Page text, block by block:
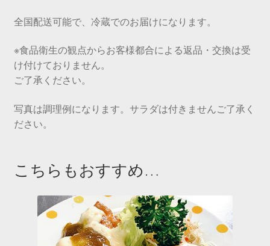
全国配送可能で、冷蔵でのお届けになります。
※食品衛生の観点からお客様都合による返品・交換は受
け付けておりません。
ご了承ください。
写真は調理例になります。サラダは付きませんご了承く
ださい。
こちらもおすすめ…